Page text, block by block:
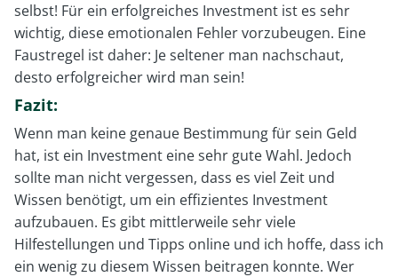
selbst! Für ein erfolgreiches Investment ist es sehr
wichtig, diese emotionalen Fehler vorzubeugen. Eine
Faustregel ist daher: Je seltener man nachschaut,
desto erfolgreicher wird man sein!
Fazit:
Wenn man keine genaue Bestimmung für sein Geld
hat, ist ein Investment eine sehr gute Wahl. Jedoch
sollte man nicht vergessen, dass es viel Zeit und
Wissen benötigt, um ein effizientes Investment
aufzubauen. Es gibt mittlerweile sehr viele
Hilfestellungen und Tipps online und ich hoffe, dass ich
ein wenig zu diesem Wissen beitragen konnte. Wer